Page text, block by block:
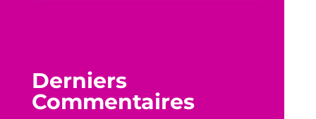
Derniers
Commentaires